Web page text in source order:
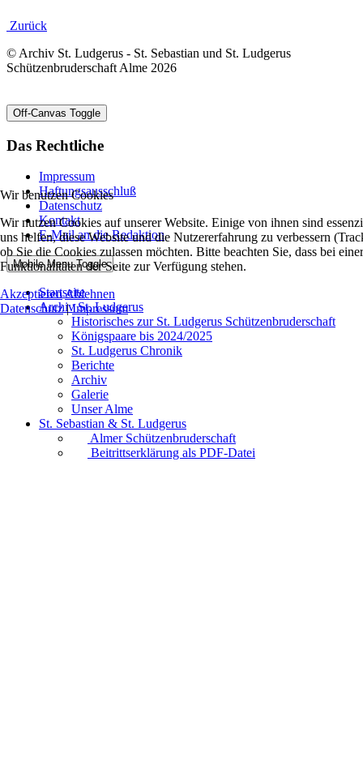
Zurück
© Archiv St. Ludgerus - St. Sebastian und St. Ludgerus
Schützenbruderschaft Alme 2026
Off-Canvas Toggle
Das Rechtliche
Impressum
Haftungsausschluß
Datenschutz
Kontakt
E-Mail an die Redaktion
Mobile Menu Toggle
Startseite
Archiv St. Ludgerus
Historisches zur St. Ludgerus Schützenbruderschaft
Königspaare bis 2024/2025
St. Ludgerus Chronik
Berichte
Archiv
Galerie
Unser Alme
St. Sebastian & St. Ludgerus
Almer Schützenbruderschaft
Beitrittserklärung als PDF-Datei
Wir benutzen Cookies
Wir nutzen Cookies auf unserer Website. Einige von ihnen sind
uns helfen, diese Website und die Nutzererfahrung zu verbessern
ob Sie die Cookies zulassen möchten. Bitte beachten Sie, dass bei
Funktionalitäten der Seite zur Verfügung stehen.
AkzeptierenAblehnen
Datenschutz|Impressum